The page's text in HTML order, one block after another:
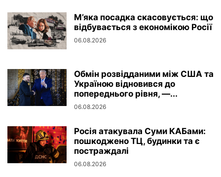
М’яка посадка скасовується: що
відбувається з економікою Росії
06.08.2026
Обмін розвідданими між США та
Україною відновився до
попереднього рівня, —...
06.08.2026
Росія атакувала Суми КАБами:
пошкоджено ТЦ, будинки та є
постраждалі
06.08.2026